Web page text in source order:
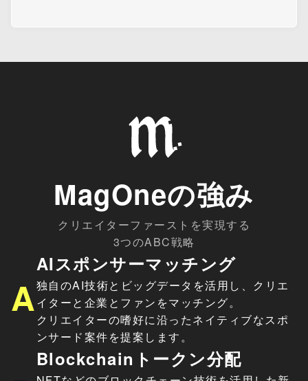
MagOneの強み
クリエイターファーストを実現する
3つのABC戦略
A
AIスポンサーマッチング
独自のAI技術とビッグデータを活用し、クリエ
イターと企業とファンをマッチング。
クリエイターの嗜好に沿ったネイティブなスポ
ンサード案件を提案します。
Blockchainトークン分配